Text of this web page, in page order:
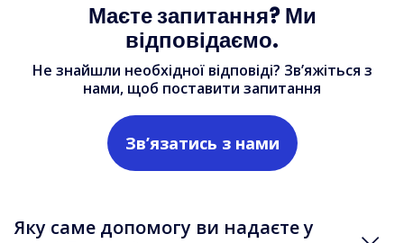
Маєте запитання? Ми
відповідаємо.
Не знайшли необхідної відповіді? Зв’яжіться з
нами, щоб поставити запитання
Зв’язатись з нами
Яку саме допомогу ви надаєте у